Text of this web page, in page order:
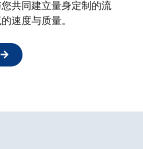
共同建立量身定制的流
速度与质量。